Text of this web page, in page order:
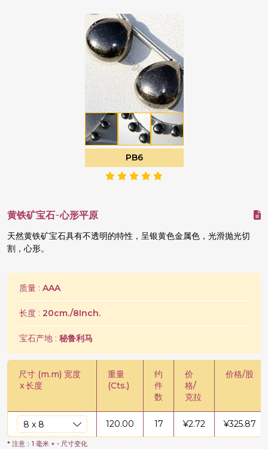
PB6
黄铁矿宝石-心形平原
天然黄铁矿宝石具有不透明的特性，呈银黄色金属色，光滑抛光切
割，心形。
质量 : AAA
长度 : 20cm./8Inch.
宝石产地 : 秘鲁利马
尺寸 (m.m) 宽度
x长度
重量
(Cts.)
约
件
数
价
格/
克拉
价格/股
120.00 17 ¥2.72 ¥325.87
* 注意：1 毫米 + - 尺寸变化